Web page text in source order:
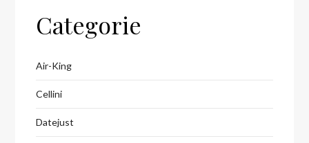
Categorie
Air-King
Cellini
Datejust